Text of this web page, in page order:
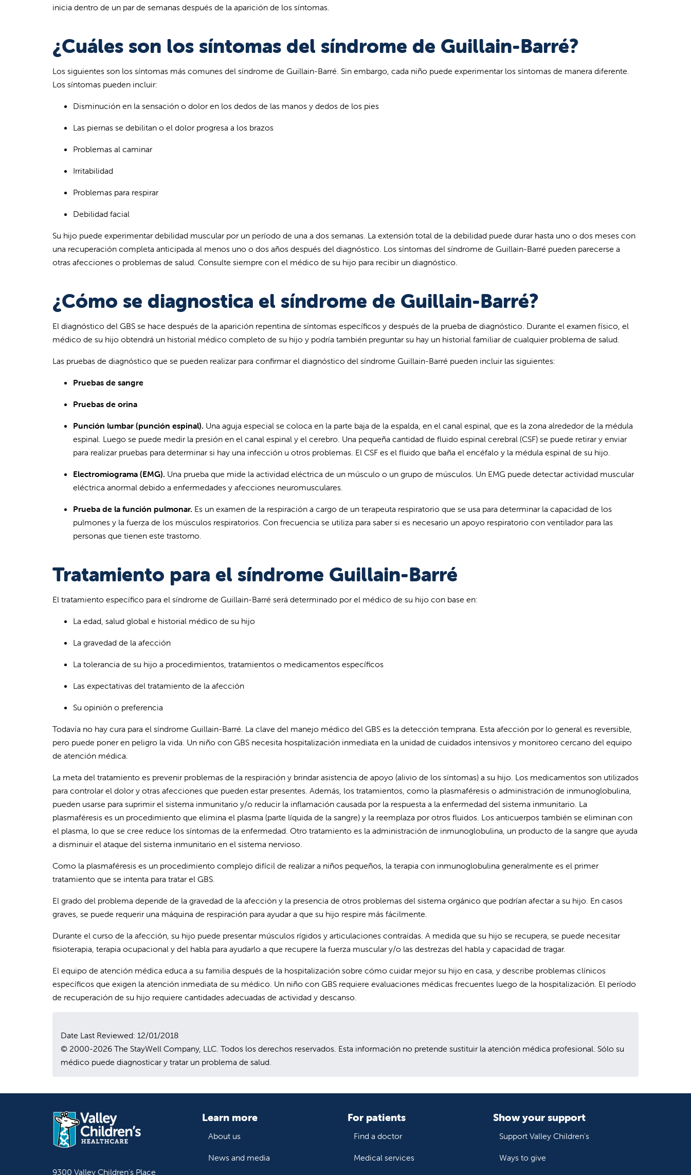
inicia dentro de un par de semanas después de la aparición de los síntomas.
¿Cuáles son los síntomas del síndrome de Guillain-Barré?
Los siguientes son los síntomas más comunes del síndrome de Guillain-Barré. Sin embargo, cada niño puede experimentar los síntomas de manera diferente.
Los síntomas pueden incluir:
Disminución en la sensación o dolor en los dedos de las manos y dedos de los pies
Las piernas se debilitan o el dolor progresa a los brazos
Problemas al caminar
Irritabilidad
Problemas para respirar
Debilidad facial
Su hijo puede experimentar debilidad muscular por un período de una a dos semanas. La extensión total de la debilidad puede durar hasta uno o dos meses con
una recuperación completa anticipada al menos uno o dos años después del diagnóstico. Los síntomas del síndrome de Guillain-Barré pueden parecerse a
otras afecciones o problemas de salud. Consulte siempre con el médico de su hijo para recibir un diagnóstico.
¿Cómo se diagnostica el síndrome de Guillain-Barré?
El diagnóstico del GBS se hace después de la aparición repentina de síntomas específicos y después de la prueba de diagnóstico. Durante el examen físico, el
médico de su hijo obtendrá un historial médico completo de su hijo y podría también preguntar su hay un historial familiar de cualquier problema de salud.
Las pruebas de diagnóstico que se pueden realizar para confirmar el diagnóstico del síndrome Guillain-Barré pueden incluir las siguientes:
Pruebas de sangre
Pruebas de orina
Punción lumbar (punción espinal). Una aguja especial se coloca en la parte baja de la espalda, en el canal espinal, que es la zona alrededor de la médula
espinal. Luego se puede medir la presión en el canal espinal y el cerebro. Una pequeña cantidad de fluido espinal cerebral (CSF) se puede retirar y enviar
para realizar pruebas para determinar si hay una infección u otros problemas. El CSF es el fluido que baña el encéfalo y la médula espinal de su hijo.
Electromiograma (EMG). Una prueba que mide la actividad eléctrica de un músculo o un grupo de músculos. Un EMG puede detectar actividad muscular
eléctrica anormal debido a enfermedades y afecciones neuromusculares.
Prueba de la función pulmonar. Es un examen de la respiración a cargo de un terapeuta respiratorio que se usa para determinar la capacidad de los
pulmones y la fuerza de los músculos respiratorios. Con frecuencia se utiliza para saber si es necesario un apoyo respiratorio con ventilador para las
personas que tienen este trastorno.
Tratamiento para el síndrome Guillain-Barré
El tratamiento específico para el síndrome de Guillain-Barré será determinado por el médico de su hijo con base en:
La edad, salud global e historial médico de su hijo
La gravedad de la afección
La tolerancia de su hijo a procedimientos, tratamientos o medicamentos específicos
Las expectativas del tratamiento de la afección
Su opinión o preferencia
Todavía no hay cura para el síndrome Guillain-Barré. La clave del manejo médico del GBS es la detección temprana. Esta afección por lo general es reversible,
pero puede poner en peligro la vida. Un niño con GBS necesita hospitalización inmediata en la unidad de cuidados intensivos y monitoreo cercano del equipo
de atención médica.
La meta del tratamiento es prevenir problemas de la respiración y brindar asistencia de apoyo (alivio de los síntomas) a su hijo. Los medicamentos son utilizados
para controlar el dolor y otras afecciones que pueden estar presentes. Además, los tratamientos, como la plasmaféresis o administración de inmunoglobulina,
pueden usarse para suprimir el sistema inmunitario y/o reducir la inflamación causada por la respuesta a la enfermedad del sistema inmunitario. La
plasmaféresis es un procedimiento que elimina el plasma (parte líquida de la sangre) y la reemplaza por otros fluidos. Los anticuerpos también se eliminan con
el plasma, lo que se cree reduce los síntomas de la enfermedad. Otro tratamiento es la administración de inmunoglobulina, un producto de la sangre que ayuda
a disminuir el ataque del sistema inmunitario en el sistema nervioso.
Como la plasmaféresis es un procedimiento complejo difícil de realizar a niños pequeños, la terapia con inmunoglobulina generalmente es el primer
tratamiento que se intenta para tratar el GBS.
El grado del problema depende de la gravedad de la afección y la presencia de otros problemas del sistema orgánico que podrían afectar a su hijo. En casos
graves, se puede requerir una máquina de respiración para ayudar a que su hijo respire más fácilmente.
Durante el curso de la afección, su hijo puede presentar músculos rígidos y articulaciones contraídas. A medida que su hijo se recupera, se puede necesitar
fisioterapia, terapia ocupacional y del habla para ayudarlo a que recupere la fuerza muscular y/o las destrezas del habla y capacidad de tragar.
El equipo de atención médica educa a su familia después de la hospitalización sobre cómo cuidar mejor su hijo en casa, y describe problemas clínicos
específicos que exigen la atención inmediata de su médico. Un niño con GBS requiere evaluaciones médicas frecuentes luego de la hospitalización. El período
de recuperación de su hijo requiere cantidades adecuadas de actividad y descanso.
Date Last Reviewed: 12/01/2018
© 2000-2026 The StayWell Company, LLC. Todos los derechos reservados. Esta información no pretende sustituir la atención médica profesional. Sólo su
médico puede diagnosticar y tratar un problema de salud.
9300 Valley Children's Place
Learn more
About us
News and media
For patients
Find a doctor
Medical services
Show your support
Support Valley Children's
Ways to give